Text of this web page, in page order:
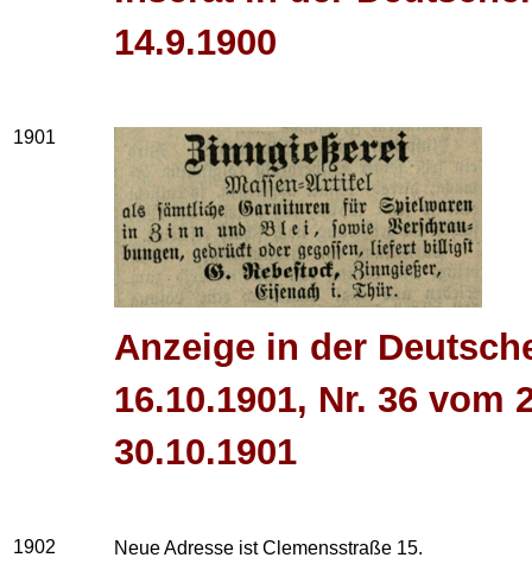
14.9.1900
1901
Anzeige in der
16.10.1901, Nr. 36 vom
30.10.1901
1902 Neue Adresse ist Clemensstraße 15.